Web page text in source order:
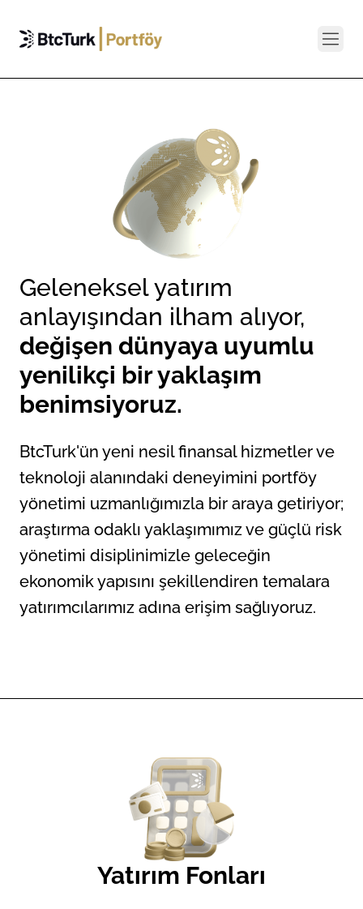
Geleneksel yatırım
anlayışından ilham alıyor,
değişen dünyaya uyumlu
yenilikçi bir yaklaşım
benimsiyoruz.
BtcTurk'ün yeni nesil finansal hizmetler ve
teknoloji alanındaki deneyimini portföy
yönetimi uzmanlığımızla bir araya getiriyor;
araştırma odaklı yaklaşımımız ve güçlü risk
yönetimi disiplinimizle geleceğin
ekonomik yapısını şekillendiren temalara
yatırımcılarımız adına erişim sağlıyoruz.
Yatırım Fonları